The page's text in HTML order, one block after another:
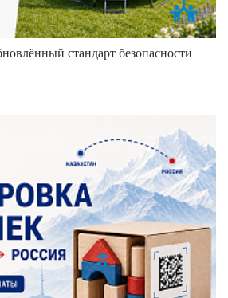
стандарт безопасности